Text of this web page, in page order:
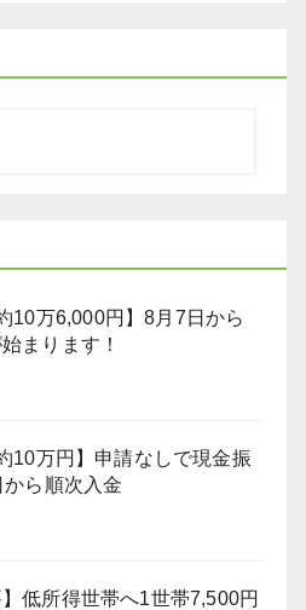
10万6,000円】8月7日から
まります！
10万円】申請なしで現金振
ら順次入金
】低所得世帯へ1世帯7,500円